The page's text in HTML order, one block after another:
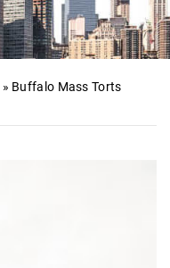
» Buffalo Mass Torts